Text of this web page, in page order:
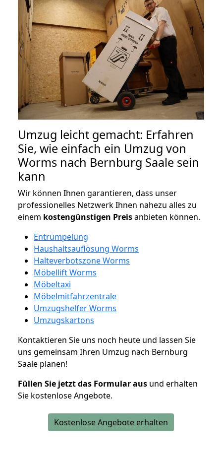
Umzug leicht gemacht: Erfahren
Sie, wie einfach ein Umzug von
Worms nach Bernburg Saale sein
kann
Wir können Ihnen garantieren, dass unser
professionelles Netzwerk Ihnen nahezu alles zu
einem kostengünstigen Preisanbieten können.
Entrümpelung
Haushaltsauflösung Worms
Halteverbotszone Worms
Möbellift Worms
Möbeltaxi
Möbelmitfahrzentrale
Umzugshelfer Worms
Umzugskartons
Kontaktieren Sie uns noch heute und lassen Sie
uns gemeinsam Ihren Umzug nach Bernburg
Saale planen!
Füllen Sie jetzt das Formular aus und erhalten
Sie kostenlose Angebote.
Kostenlose Angebote erhalten